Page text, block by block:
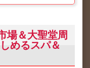
場＆大聖堂周
めるスパ＆